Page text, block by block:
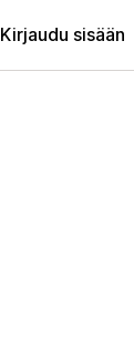
Kirjaudu sisään